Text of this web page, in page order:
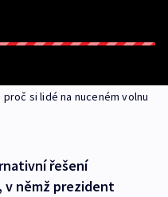
si lidé na nuceném volnu
řešení
v němž prezident